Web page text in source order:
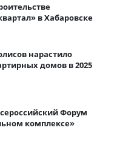
в Хабаровске
нарастило
домов в 2025
Форум
комплексе»